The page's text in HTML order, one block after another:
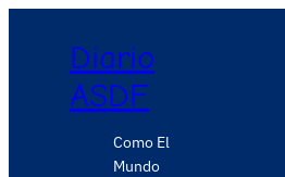
Diario
ASDF
Como El
Mundo